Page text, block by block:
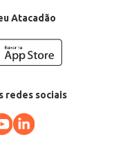
Atacadão
redes sociais